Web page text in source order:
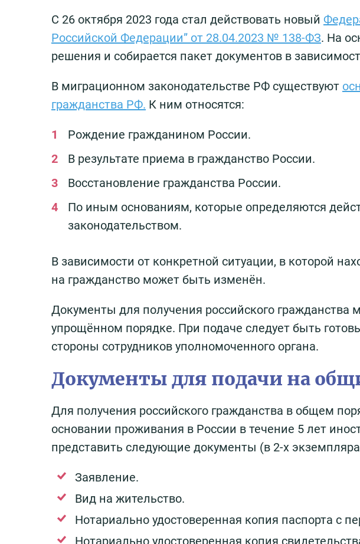
С 26 октября 2023 года стал действовать новый
Российской Федерации” от 28.04.2023 № 138-ФЗ. На
решения и собирается пакет документов в
В миграционном законодательстве РФ существуют
гражданства РФ. К ним относятся:
Рождение гражданином России.
В результате приема в гражданство России.
Восстановление гражданства России.
По иным основаниям, которые определяются
законодательством.
В зависимости от конкретной ситуации, в которой
на гражданство может быть изменён.
Документы для получения российского гражданства
упрощённом порядке. При подаче следует быть
стороны сотрудников уполномоченного органа.
Документы для подачи на
Для получения российского гражданства в общем
основании проживания в России в течение 5 лет
представить следующие документы (в 2-х
Заявление.
Вид на жительство.
Нотариально удостоверенная копия паспорта с